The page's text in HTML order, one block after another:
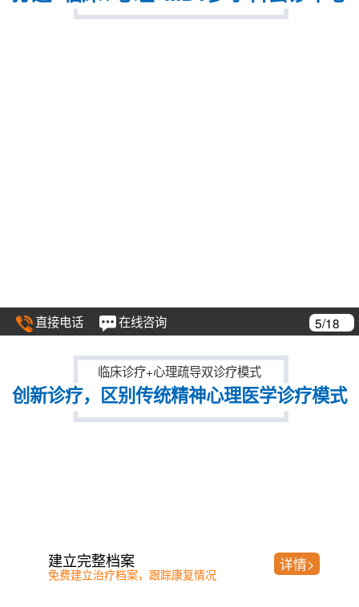
直接电话 在线咨询 6/18
临床诊疗+心理疏导双诊疗模式
创新诊疗，区别传统精神心理医学诊疗模式
ZY—09A型低频交变磁疗机
刺激大脑中枢，恢复脑神经递质分泌
详情>